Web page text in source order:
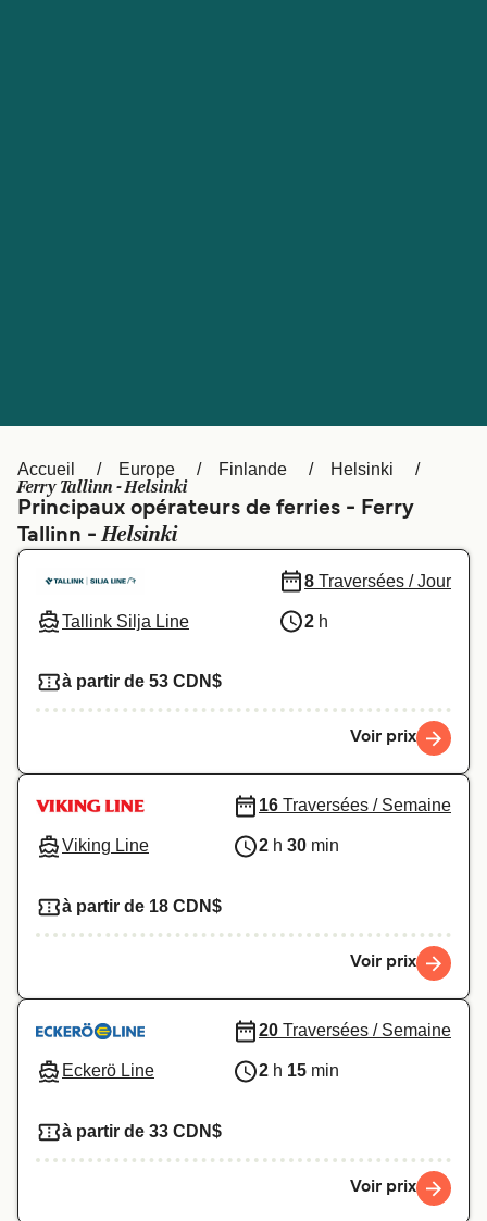
Canada
Ελλάδα
Deutschland Schweiz (DE)
Norge Україна
Accueil Europe Finlande Helsinki
Ferry Tallinn - Helsinki
Principaux opérateurs de ferries - Ferry
Tallinn -Helsinki
Tallink Silja Line
8 Traversées / Jour
2 h
à partir de 53 CDN$
Voir prix
Viking Line
16 Traversées / Semaine
2 h 30 min
à partir de 18 CDN$
Voir prix
Eckerö Line
20 Traversées / Semaine
2 h 15 min
à partir de 33 CDN$
Voir prix